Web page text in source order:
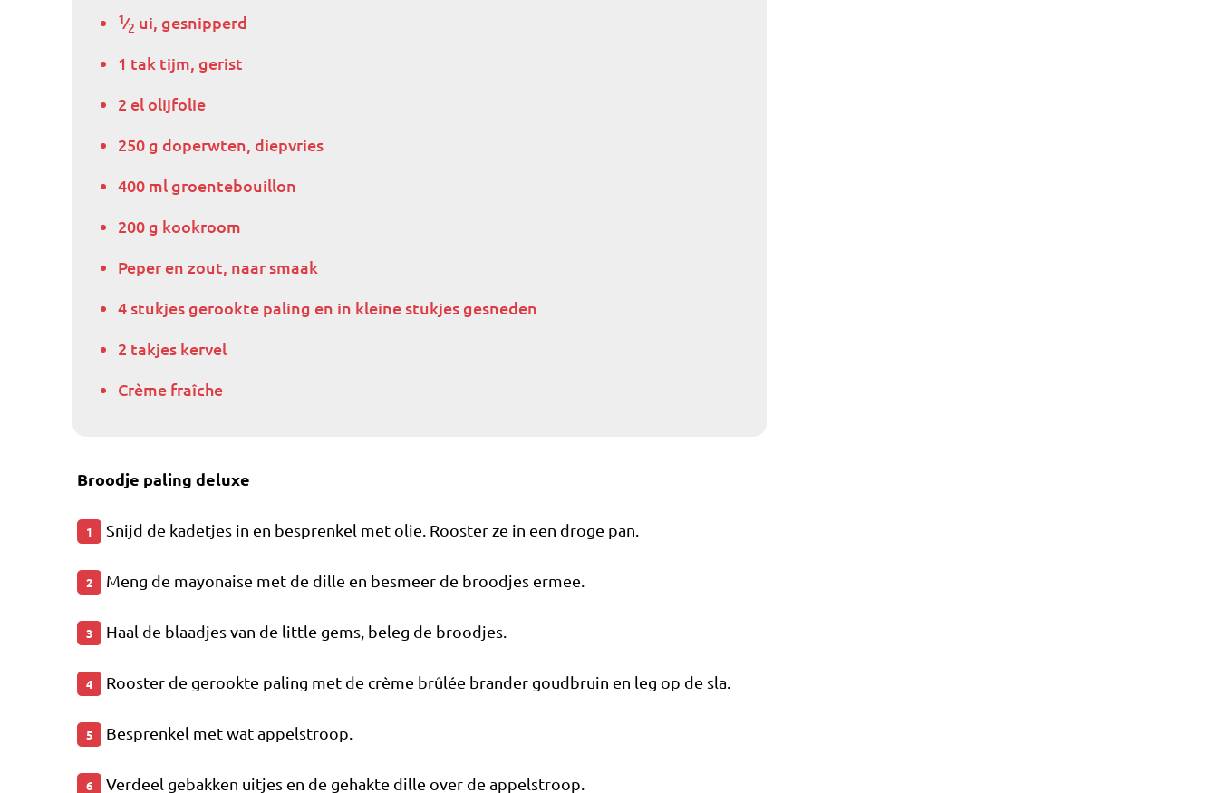
1⁄2 ui, gesnipperd
1 tak tijm, gerist
2 el olijfolie
250 g doperwten, diepvries
400 ml groentebouillon
200 g kookroom
Peper en zout, naar smaak
4 stukjes gerookte paling en in kleine stukjes gesneden
2 takjes kervel
Crème fraîche
Broodje paling deluxe
1 Snijd de kadetjes in en besprenkel met olie. Rooster ze in een droge pan.
2 Meng de mayonaise met de dille en besmeer de broodjes ermee.
3 Haal de blaadjes van de little gems, beleg de broodjes.
4 Rooster de gerookte paling met de crème brûlée brander goudbruin en leg op de sla.
5 Besprenkel met wat appelstroop.
6 Verdeel gebakken uitjes en de gehakte dille over de appelstroop.